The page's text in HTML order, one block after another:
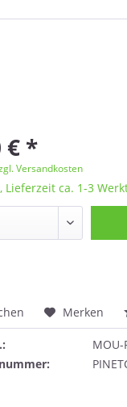
€ *
Versandkosten
Lieferzeit ca. 1-3
Merken
MOU-